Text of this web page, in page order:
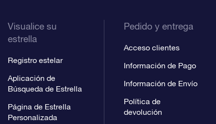
Visualice su
estrella
Registro estelar
Aplicación de
Búsqueda de Estrella
Página de Estrella
Personalizada
Pedido y entrega
Acceso clientes
Información de Pago
Información de Envío
Política de
devolución